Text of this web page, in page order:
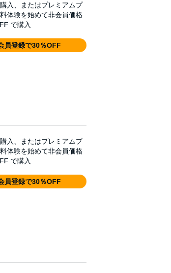
入、またはプレミアムプ
体験を始めて非会員価格
で購入
員登録で30％OFF
入、またはプレミアムプ
体験を始めて非会員価格
で購入
員登録で30％OFF